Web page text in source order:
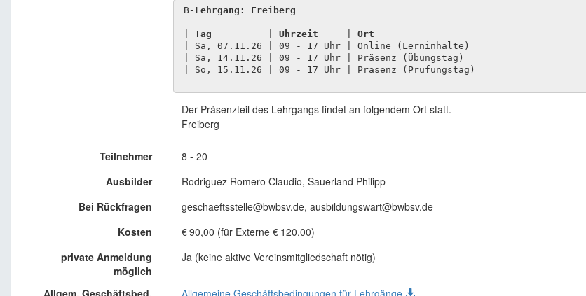
B
| Tag
          |
Uhrzeit | Ort
| Sa, 07.11.26 | 09 - 17 Uhr | Online (Lerninhalte)
| Sa, 14.11.26 | 09 - 17 Uhr | Präsenz (Übungstag)
Der Präsenzteil des Lehrgangs findet an folgendem Ort statt.
Freiberg
Teilnehmer
8 - 20
Ausbilder
Rodriguez Romero Claudio, Sauerland Philipp
Bei Rückfragen
geschaeftsstelle@bwbsv.de, ausbildungswart@bwbsv.de
Kosten
€90,00 (für Externe € 120,00)
private Anmeldung
möglich
Ja (keine aktive Vereinsmitgliedschaft nötig)
Allgem. Geschäftsbed. Allgemeine Geschäftsbedingungen für Lehrgänge